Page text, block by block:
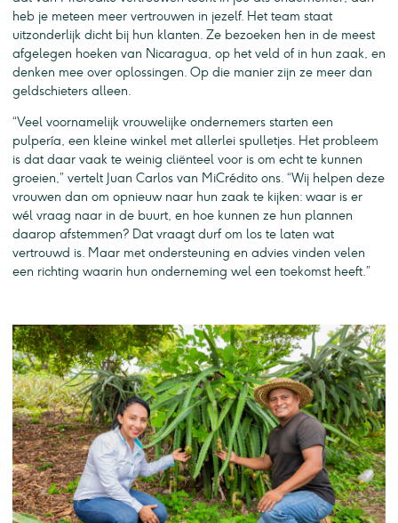
heb je meteen meer vertrouwen in jezelf. Het team staat
uitzonderlijk dicht bij hun klanten. Ze bezoeken hen in de meest
afgelegen hoeken van Nicaragua, op het veld of in hun zaak, en
denken mee over oplossingen. Op die manier zijn ze meer dan
geldschieters alleen.
“Veel voornamelijk vrouwelijke ondernemers starten een
pulpería, een kleine winkel met allerlei spulletjes. Het probleem
is dat daar vaak te weinig cliënteel voor is om echt te kunnen
groeien,” vertelt Juan Carlos van MiCrédito ons. “Wij helpen deze
vrouwen dan om opnieuw naar hun zaak te kijken: waar is er
wél vraag naar in de buurt, en hoe kunnen ze hun plannen
daarop afstemmen? Dat vraagt durf om los te laten wat
vertrouwd is. Maar met ondersteuning en advies vinden velen
een richting waarin hun onderneming wel een toekomst heeft.”